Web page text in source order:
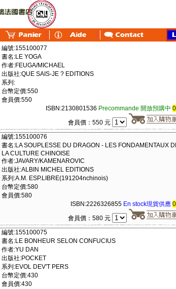
編號:155100077
書名:LE YOGA
作者:FEUGA/MICHAEL
出版社:QUE SAIS-JE ? EDITIONS
系列:
台幣定價:550
會員價:550
ISBN:2130801536 Precommande 開放預購中
會員價：550 元
編號:155100076
書名:LA SOUPLESSE DU DRAGON - LES FONDAMENTAUX
LA CULTURE CHINOISE
作者:JAVARY/KAMENAROVIC
出版社:ALBIN MICHEL EDITIONS
系列:A.M. ESP.LIBRE(191204nchinois)
台幣定價:580
會員價:580
ISBN:2226326855 En stock現貨供應
會員價：580 元
編號:155100075
書名:LE BONHEUR SELON CONFUCIUS
作者:YU DAN
出版社:POCKET
系列:EVOL DEV'T PERS
台幣定價:430
會員價:430